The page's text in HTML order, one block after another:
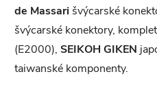
de Massari švýcarské
švýcarské konektory,
(E2000), SEIKOH GIKEN
taiwanské komponenty.